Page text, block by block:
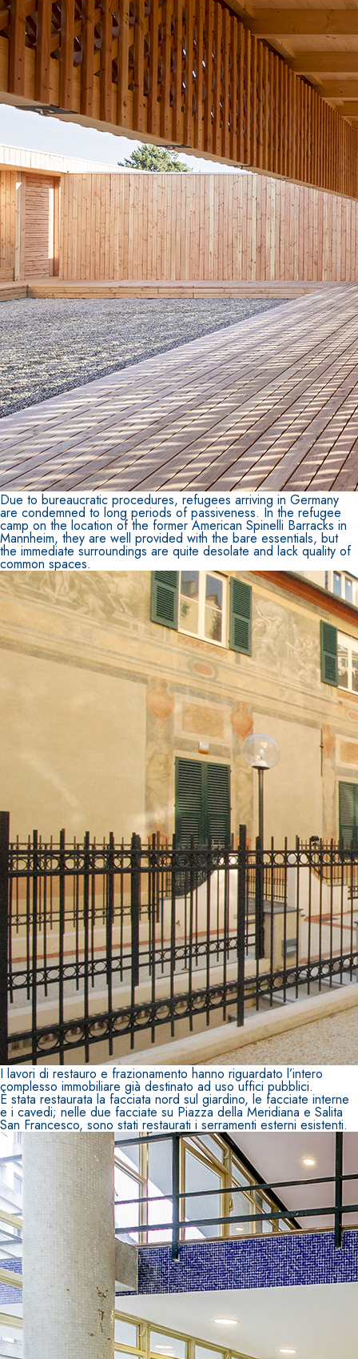
Due to bureaucratic procedures, refugees arriving in Germany
are condemned to long periods of passiveness. In the refugee
camp on the location of the former American Spinelli Barracks in
Mannheim, they are well provided with the bare essentials, but
the immediate surroundings are quite desolate and lack quality of
common spaces.
I lavori di restauro e frazionamento hanno riguardato l’intero
complesso immobiliare già destinato ad uso uffici pubblici.
È stata restaurata la facciata nord sul giardino, le facciate interne
e i cavedi; nelle due facciate su Piazza della Meridiana e Salita
San Francesco, sono stati restaurati i serramenti esterni esistenti.